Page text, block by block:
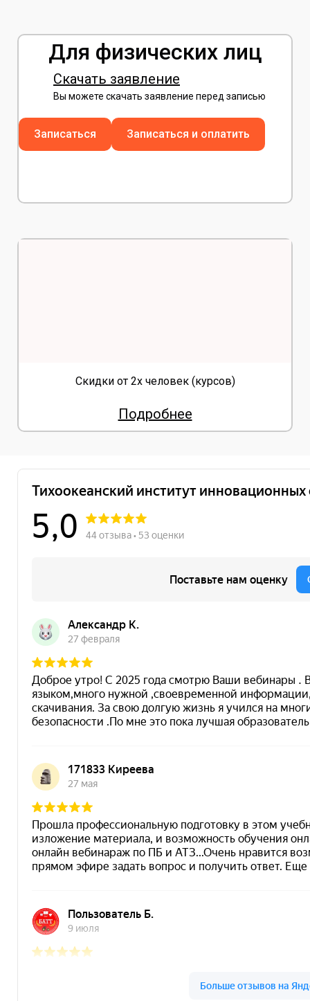
Для физических лиц
Скачать заявление
Вы можете скачать заявление перед записью
Записаться Записаться и оплатить
Скидки от 2х человек (курсов)
Подробнее